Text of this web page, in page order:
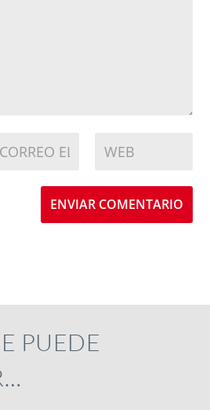
ENVIAR COMENTARIO
PUEDE